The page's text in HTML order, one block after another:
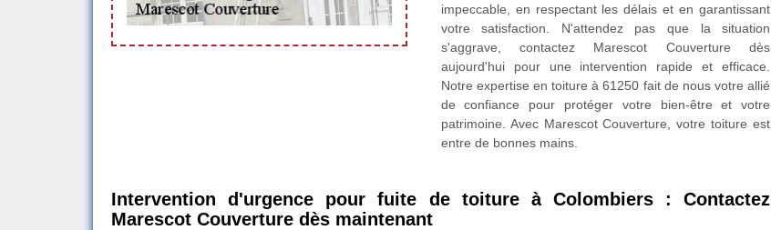
impeccable, en respectant les délais et en garantissant
votre satisfaction. N'attendez pas que la situation
s'aggrave, contactez Marescot Couverture dès
aujourd'hui pour une intervention rapide et efficace.
Notre expertise en toiture à 61250 fait de nous votre allié
de confiance pour protéger votre bien-être et votre
patrimoine. Avec Marescot Couverture, votre toiture est
entre de bonnes mains.
Intervention d'urgence pour fuite de toiture à Colombiers : Contactez
Marescot Couverture dès maintenant